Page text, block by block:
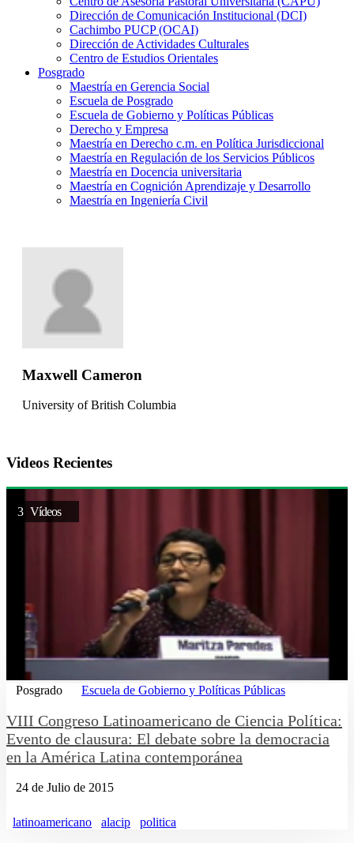
Dirección de Comunicación Institucional (DCI)
Cachimbo PUCP (OCAI)
Dirección de Actividades Culturales
Centro de Estudios Orientales
Posgrado
Maestría en Gerencia Social
Escuela de Posgrado
Escuela de Gobierno y Políticas Públicas
Derecho y Empresa
Maestría en Derecho c.m. en Política Jurisdiccional
Maestría en Regulación de los Servicios Públicos
Maestría en Docencia universitaria
Maestría en Cognición Aprendizaje y Desarrollo
Maestría en Ingeniería Civil
Maxwell Cameron
University of British Columbia
Videos Recientes
3 Vídeos
Posgrado Escuela de Gobierno y Políticas Públicas
VIII Congreso Latinoamericano de Ciencia Política:
Evento de clausura: El debate sobre la democracia
en la América Latina contemporánea
24 de Julio de 2015
latinoamericano alacip politica